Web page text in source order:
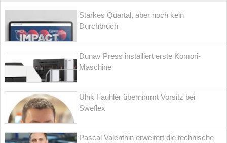
Starkes Quartal, aber noch kein
Durchbruch
Dunav Press installiert erste Komori-
Maschine
Ulrik Fauhlér übernimmt Vorsitz bei
Sweflex
Pascal Valenthin erweitert die technische